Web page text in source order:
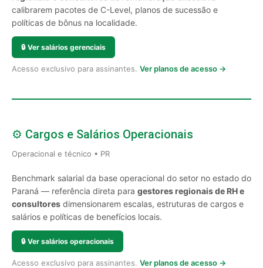
calibrarem pacotes de C-Level, planos de sucessão e
políticas de bônus na localidade.
🔒 Ver salários gerenciais
Acesso exclusivo para assinantes. Ver planos de acesso →
⚙️ Cargos e Salários Operacionais
Operacional e técnico • PR
Benchmark salarial da base operacional do setor no estado do
Paraná — referência direta para gestores regionais de RH e
consultores dimensionarem escalas, estruturas de cargos e
salários e políticas de benefícios locais.
🔒 Ver salários operacionais
Acesso exclusivo para assinantes. Ver planos de acesso →